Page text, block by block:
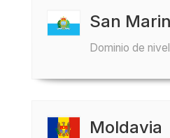
San
Dominio de
Moldavia